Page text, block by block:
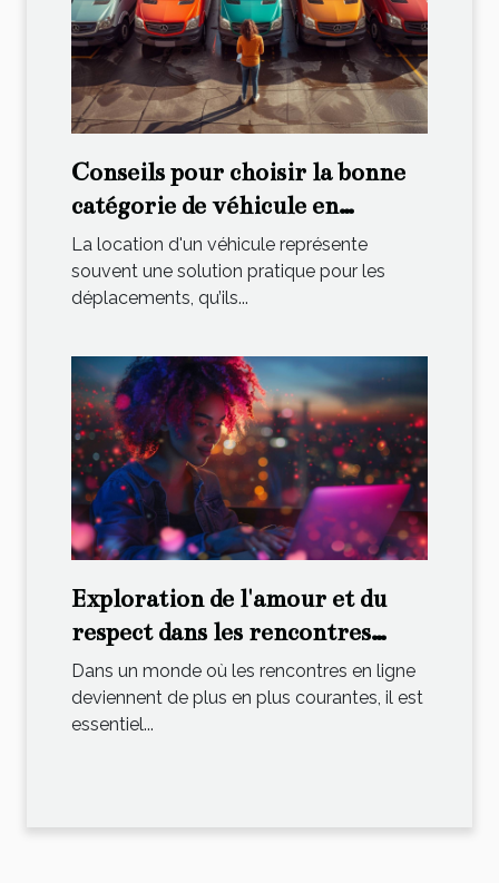
Conseils pour choisir la bonne
catégorie de véhicule en
location
La location d'un véhicule représente
souvent une solution pratique pour les
déplacements, qu’ils...
Exploration de l'amour et du
respect dans les rencontres
transgenres en ligne
Dans un monde où les rencontres en ligne
deviennent de plus en plus courantes, il est
essentiel...